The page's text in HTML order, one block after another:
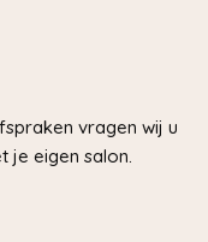
vragen wij u
je eigen salon.